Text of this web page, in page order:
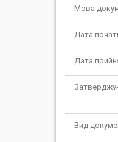
Мова
Дата
Дата
Вид